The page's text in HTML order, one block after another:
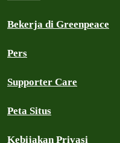
Bekerja di Greenpeace
Pers
Supporter Care
Peta Situs
Kebijakan Privasi